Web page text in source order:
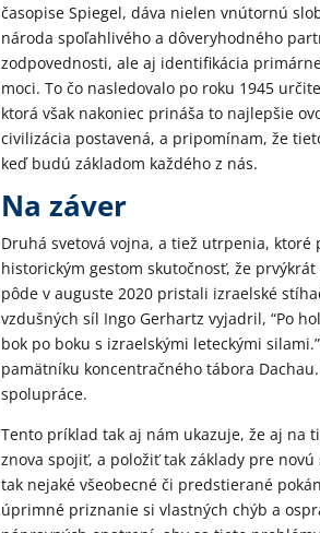
časopise Spiegel, dáva nielen vnútornú
národa spoľahlivého a dôveryhodného
zodpovednosti, ale aj identifikácia
moci. To čo nasledovalo po roku 1945
ktorá však nakoniec prináša to najlepšie
civilizácia postavená, a pripomínam, že
keď budú základom každého z nás.
Na záver
Druhá svetová vojna, a tiež utrpenia,
historickým gestom skutočnosť, že
pôde v auguste 2020 pristali izraelské
vzdušných síl Ingo Gerhartz vyjadril, “Po
bok po boku s izraelskými leteckými
pamätníku koncentračného tábora
spolupráce.
Tento príklad tak aj nám ukazuje, že aj na
znova spojiť, a položiť tak základy pre
tak nejaké všeobecné či predstierané
úprimné priznanie si vlastných chýb a